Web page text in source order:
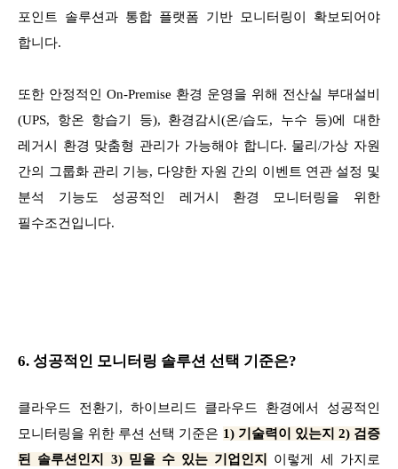
포인트 솔루션과 통합 플랫폼 기반 모니터링이 확보되어야
합니다.
또한 안정적인 On-Premise 환경 운영을 위해 전산실 부대설비
(UPS, 항온 항습기 등), 환경감시(온/습도, 누수 등)에 대한
레거시 환경 맞춤형 관리가 가능해야 합니다. 물리/가상 자원
간의 그룹화 관리 기능, 다양한 자원 간의 이벤트 연관 설정 및
분석 기능도 성공적인 레거시 환경 모니터링을 위한
필수조건입니다.
6. 성공적인 모니터링 솔루션 선택 기준은?
클라우드 전환기, 하이브리드 클라우드 환경에서 성공적인
모니터링을 위한 루션 선택 기준은 1) 기술력이 있는지 2) 검증
된 솔루션인지 3) 믿을 수 있는 기업인지
이렇게 세 가지로